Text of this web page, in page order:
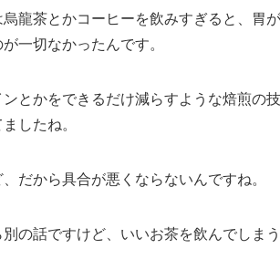
烏龍茶とかコーヒーを飲みすぎると、胃
が一切なかったんです。
ンとかをできるだけ減らすような焙煎の
したね。
だから具合が悪くならないんですね。
別の話ですけど、いいお茶を飲んでしま